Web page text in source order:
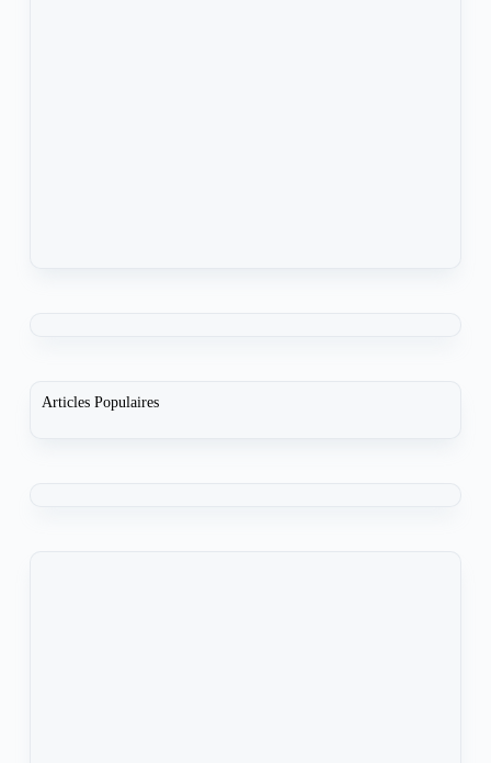
Articles Populaires